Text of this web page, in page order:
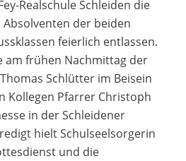
Realschule Schleiden die
der beiden
feierlich entlassen.
am frühen Nachmittag der
Schlütter im Beisein
Kollegen Pfarrer Christoph
in der Schleidener
hielt Schulseelsorgerin
und die